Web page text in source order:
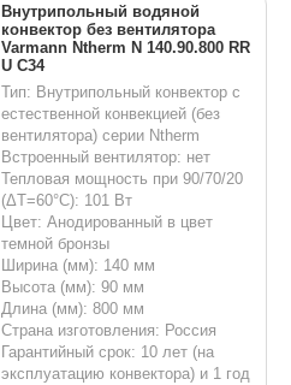
Внутрипольный водяной
конвектор без вентилятора
Varmann Ntherm N 140.90.800 RR
U C34
Тип: Внутрипольный конвектор с
естественной конвекцией (без
вентилятора) серии Ntherm
Встроенный вентилятор: нет
Тепловая мощность при 90/70/20
(ΔT=60°C): 101 Вт
Цвет: Анодированный в цвет
темной бронзы
Ширина (мм): 140 мм
Высота (мм): 90 мм
Длина (мм): 800 мм
Страна изготовления: Россия
Гарантийный срок: 10 лет (на
эксплуатацию конвектора) и 1 год